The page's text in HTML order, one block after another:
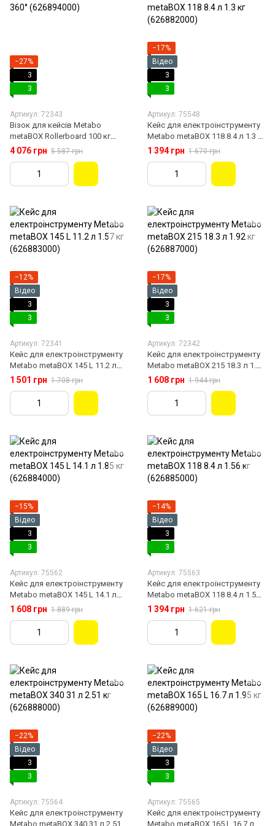
−27%
3
3
Артикул: 72343
Візок для кейсів Metabo
metaBOX Rollerboard 100 кг
360° (626894000)
4 076 грн 5 587 грн
−17%
Відео
3
3
Артикул: 75548
Кейс для електроінструменту
Metabo metaBOX 118 8.4 л 1.3 кг
(626882000)
1 394 грн 1 670 грн
−12%
Відео
3
3
Артикул: 72341
Кейс для електроінструменту
Metabo metaBOX 145 L 11.2 л
1.57 кг (626883000)
1 501 грн 1 708 грн
−17%
Відео
3
3
Артикул: 72342
Кейс для електроінструменту
Metabo metaBOX 215 18.3 л 1.92
кг (626887000)
1 608 грн 1 944 грн
−15%
Відео
3
3
Артикул: 75562
Кейс для електроінструменту
Metabo metaBOX 145 L 14.1 л
1.85 кг (626884000)
1 608 грн 1 889 грн
−14%
Відео
3
3
Артикул: 75563
Кейс для електроінструменту
Metabo metaBOX 118 8.4 л 1.56
кг (626885000)
1 394 грн 1 621 грн
−22%
Відео
3
3
Артикул: 75564
Кейс для електроінструменту
Metabo metaBOX 340 31 л 2.51
−22%
Відео
3
3
Артикул: 75565
Кейс для електроінструменту
Metabo metaBOX 165 L 16.7 л